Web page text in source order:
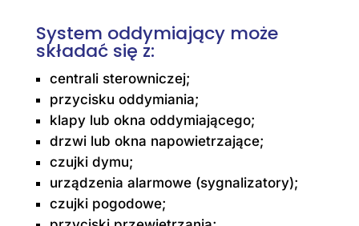
System oddymiający może
składać się z:
centrali sterowniczej;
przycisku oddymiania;
klapy lub okna oddymiającego;
drzwi lub okna napowietrzające;
czujki dymu;
urządzenia alarmowe (sygnalizatory);
czujki pogodowe;